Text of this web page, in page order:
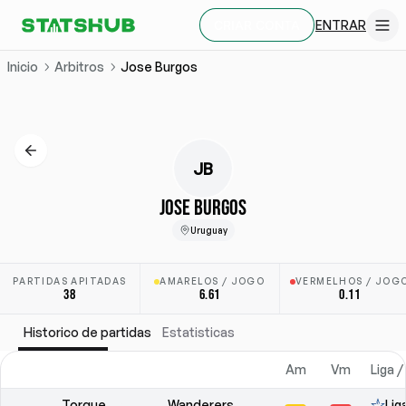
ENTRAR
Inicio Arbitros Jose Burgos
JB
JOSE BURGOS
Uruguay
PARTIDAS APITADAS
38
AMARELOS / JOGO
6.61
VERMELHOS /
0.11
Historico de partidas Estatisticas
Am Vm Liga